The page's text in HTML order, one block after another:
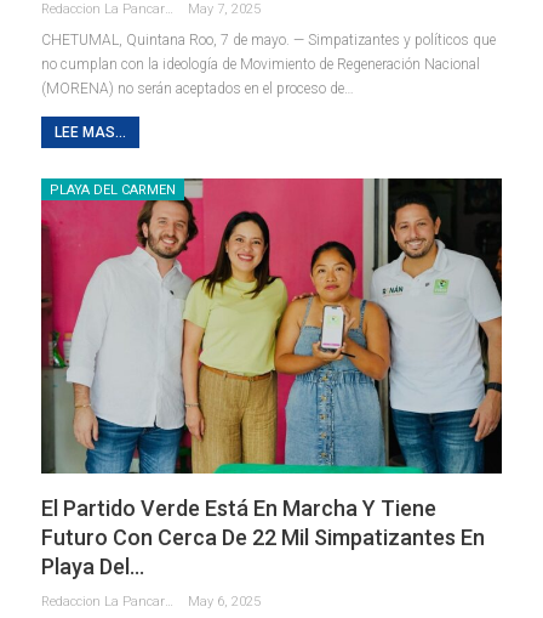
Redaccion La Pancarta De Quintana Roo May 7, 2025
CHETUMAL, Quintana Roo, 7 de mayo. — Simpatizantes y políticos que
no cumplan con la ideología de Movimiento de Regeneración Nacional
(MORENA) no serán aceptados en el proceso de…
LEE MAS...
PLAYA DEL CARMEN
El Partido Verde Está En Marcha Y Tiene
Futuro Con Cerca De 22 Mil Simpatizantes En
Playa Del…
Redaccion La Pancarta De Quintana Roo May 6, 2025